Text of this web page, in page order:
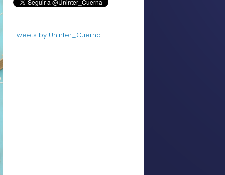
Tweets by Uninter_Cuerna